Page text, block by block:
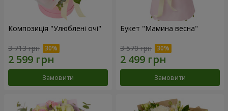
Композиція "Улюблені очі"
3 713 грн
Замовити
Букет "Мамина весна"
3 570 грн
Замовити